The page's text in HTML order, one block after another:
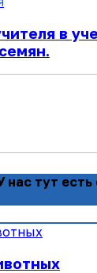
в
нас тут